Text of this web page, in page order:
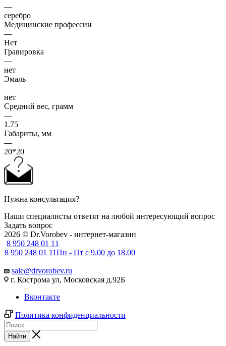
—
серебро
Медицинские профессии
—
Нет
Гравировка
—
нет
Эмаль
—
нет
Средний вес, грамм
—
1.75
Габариты, мм
—
20*20
Нужна консультация?
Наши специалисты ответят на любой интересующий вопрос
Задать вопрос
2026 © Dr.Vorobev - интернет-магазин
8 950 248 01 11
8 950 248 01 11Пн - Пт с 9.00 до 18.00
sale@drvorobev.ru
г. Кострома ул, Московская д.92Б
Вконтакте
Политика конфиденциальности
Найти